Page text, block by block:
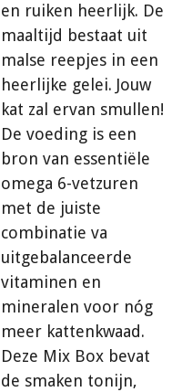
en ruiken heerlijk. De
maaltijd bestaat uit
malse reepjes in een
heerlijke gelei. Jouw
kat zal ervan smullen!
De voeding is een
bron van essentiële
omega 6-vetzuren
met de juiste
combinatie va
uitgebalanceerde
vitaminen en
mineralen voor nóg
meer kattenkwaad.
Deze Mix Box bevat
de smaken tonijn,